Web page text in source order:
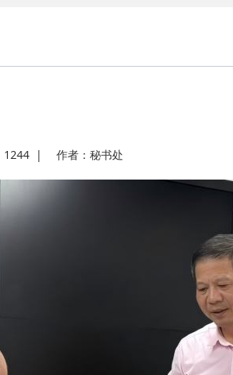
1244 | 作者： 秘书处